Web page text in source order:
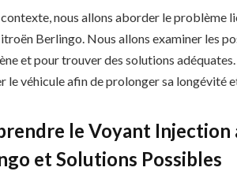
nous allons aborder le problème
Berlingo. Nous allons examiner les
et pour trouver des solutions
le véhicule afin de prolonger sa longévité
le Voyant
et Solutions Possibles